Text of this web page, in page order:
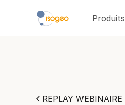
Produits
REPLAY WEBINAIRE